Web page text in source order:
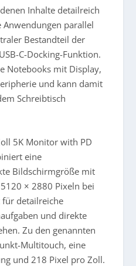
Inhalte detailreich
parallel
Bestandteil der
C-Docking-Funktion.
Notebooks mit Display,
und kann damit
Schreibtisch
5K Monitor with PD
eine
Bildschirmgröße mit
× 2880 Pixeln bei
für detailreiche
und direkte
Zu den genannten
Multitouch, eine
und 218 Pixel pro Zoll.